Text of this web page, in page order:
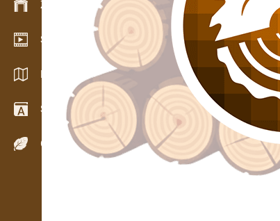
Zarządzanie zapasem
Salon wideo
Katalogi / Broszury
Słownik
Gatunki drewna